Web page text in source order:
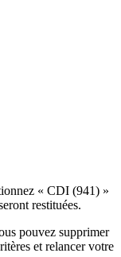
« CDI (941) »
restituées.
pouvez supprimer
et relancer votre